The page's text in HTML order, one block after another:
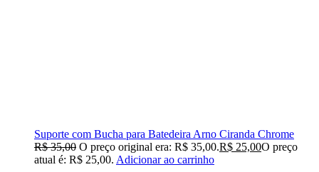
Suporte com Bucha para Batedeira Arno Ciranda Chrome
R$35,00 O preço original era: R$ 35,00.R$ 25,00O preço
atual é: R$ 25,00. Adicionar ao carrinho